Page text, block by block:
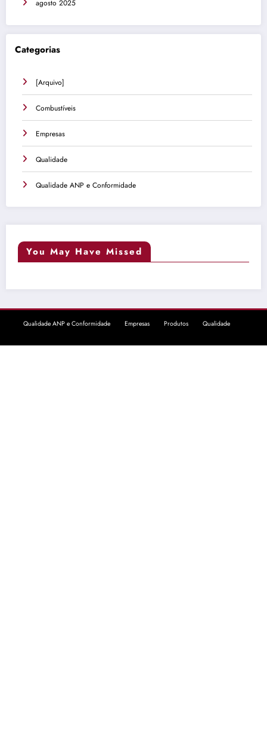
agosto 2025
Categorias
[Arquivo]
Combustíveis
Empresas
Qualidade
Qualidade ANP e Conformidade
You May Have Missed
Qualidade ANP e Conformidade Empresas Produtos Qualidade